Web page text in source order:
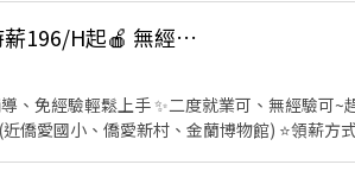
➤ @lisin888 （力信公司） ꕤ線上應徵
🍎近僑愛國小🍎長期工作時段多選擇🍎時薪196/H起🍎 無經驗可 A1
上手 ✨二度就業可、無經驗可~趕快來詢問唷!